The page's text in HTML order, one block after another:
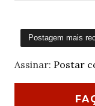
Postagem mais
Assinar: Postar